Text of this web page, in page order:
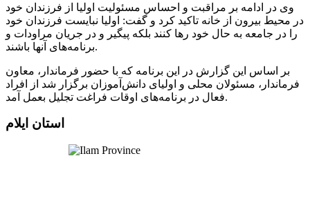
وی در ادامه بر مراقبت و احساس مسئولیت اولیا از فرزندان خود
در محیط بیرون از خانه تاکید کرد و گفت: اولیا نبایست فرزندان خود
را در جامعه به حال خود رها کنند بلکه پیگیر و در جریان مراودات و
برنامه‌های آنها باشند.
بر اساس این گزارش در این برنامه که با حضور فرماندار، معاون
فرماندار، مسئولان محلی و اولیای دانش‌آموزان برگزار شد از افراد
فعال در برنامه‌های اوقات فراغت تجلیل بعمل آمد.
استان ایلام